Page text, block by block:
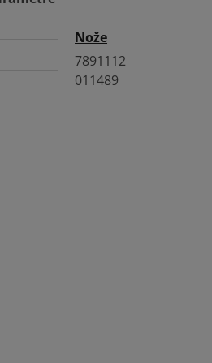
Nože
7891112
011489